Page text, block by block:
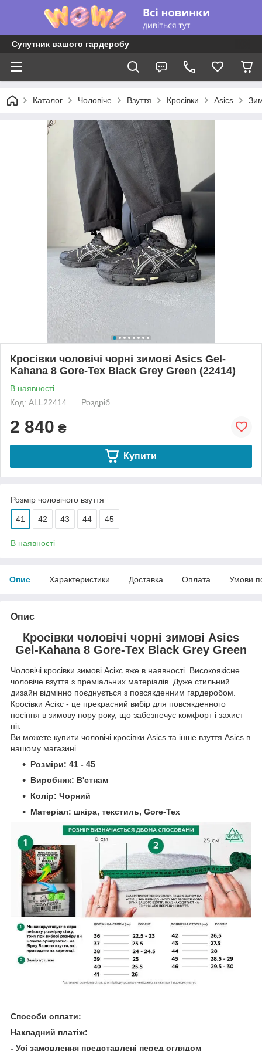
Супутник вашого гардеробу
Каталог Чоловіче Взуття Кросівки Asics
Кросівки чоловічі чорні зимові Asics Gel-
Kahana 8 Gore-Tex Black Grey Green (22414)
В наявності
Код: ALL22414
Роздріб
2 840 ₴
Купити
Розмір чоловічого взуття
41 42 43 44 45
В наявності
Опис Характеристики Доставка Оплата Умови
Опис
Кросівки чоловічі чорні зимові Asics
Gel-Kahana 8 Gore-Tex Black Grey Green
Чоловічі кросівки зимові Асікс вже в наявності. Високоякісне
чоловіче взуття з преміальних матеріалів. Дуже стильний
дизайн відмінно поєднується з повсякденним гардеробом.
Кросівки Асікс - це прекрасний вибір для повсякденного
носіння в зимову пору року, що забезпечує комфорт і захист
ніг.
Ви можете купити чоловічі кросівки Asics та інше взуття Asics в
нашому магазині.
Розміри: 41 - 45
Виробник: В'єтнам
Колір: Чорний
Матеріал: шкіра, текстиль, Gore-Tex
Способи оплати:
Накладний платіж:
- Усі замовлення представлені перед оглядом